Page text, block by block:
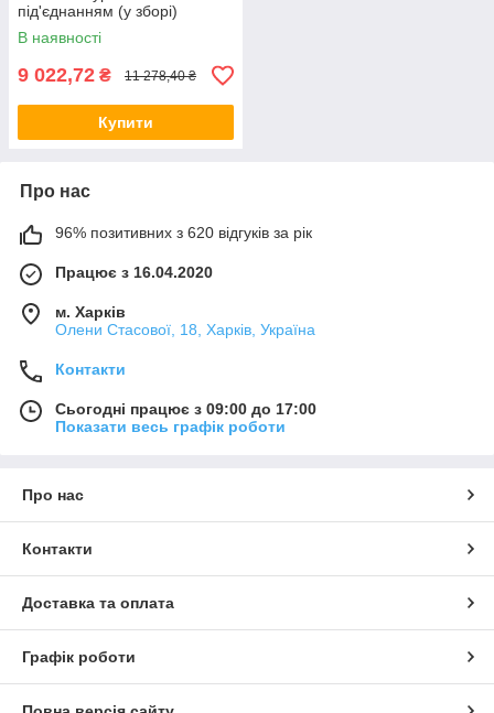
під'єднанням (у зборі)
"KOER" латунний.
В наявності
9 022,72 ₴ 11 278,40 ₴
Купити
Про нас
96% позитивних з 620 відгуків за рік
Працює з 16.04.2020
м. Харків
Олени Стасової, 18, Харків, Україна
Контакти
Сьогодні працює з 09:00 до 17:00
Показати весь графік роботи
Про нас
Контакти
Доставка та оплата
Графік роботи